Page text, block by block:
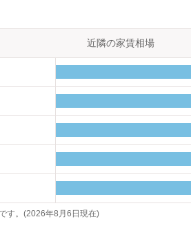
近隣の家賃相場
す。(2026年8月6日現在)